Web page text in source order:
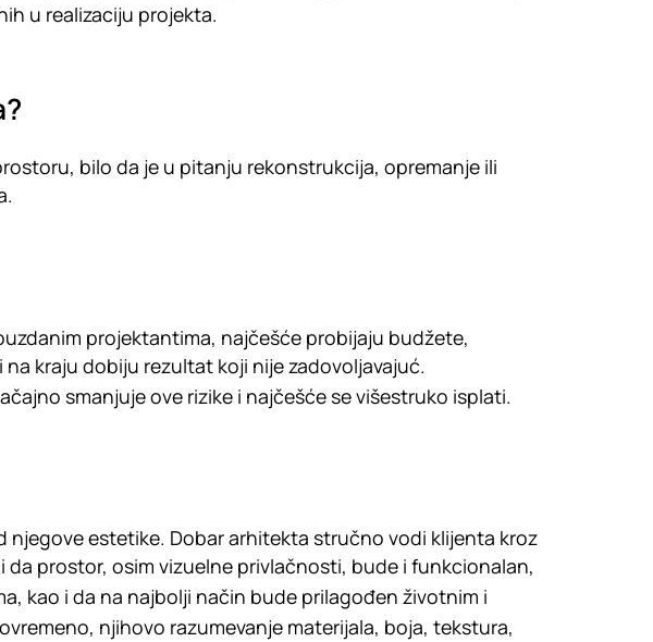
u realizaciju projekta.
bilo da je u pitanju rekonstrukcija, opremanje ili
projektantima, najčešće probijaju budžete,
kraju dobiju rezultat koji nije zadovoljavajuć.
smanjuje ove rizike i najčešće se višestruko isplati.
estetike. Dobar arhitekta stručno vodi klijenta kroz
prostor, osim vizuelne privlačnosti, bude i funkcionalan,
kao i da na najbolji način bude prilagođen životnim i
njihovo razumevanje materijala, boja, tekstura,